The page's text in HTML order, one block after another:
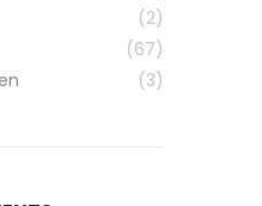
(2)
(67)
(3)